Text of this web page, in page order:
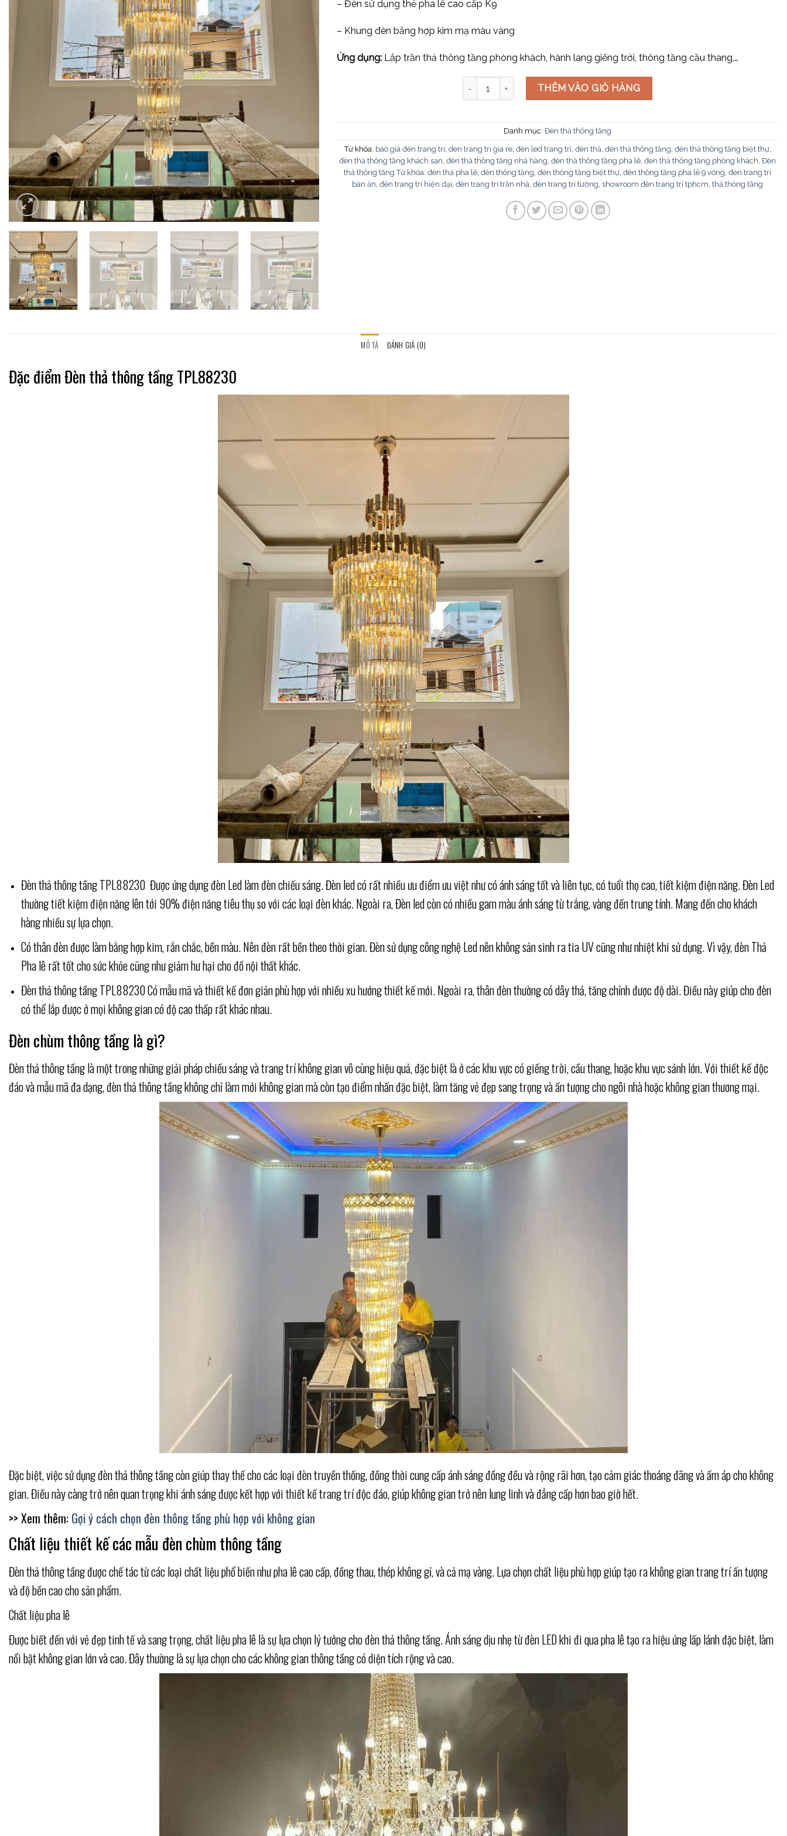
– Đèn sử dụng thẻ pha lê cao cấp K9
– Khung đèn bằng hợp kim mạ màu vàng
Ứng dụng: Lắp trần thả thông tầng phòng khách, hành lang giếng trời, thông tầng cầu thang,…
Đèn thả thông tầng TPL88230 số lượng
THÊM VÀO GIỎ HÀNG
Danh mục: Đèn thả thông tầng
Từ khóa: báo giá đèn trang trí, den trang tri gia re, đèn led trang trí, đèn thả, đèn thả thông tầng, đèn thả thông tầng biệt thự,
đèn thả thông tầng khách sạn, đèn thả thông tầng nhà hàng, đèn thả thông tầng pha lê, đen thả thông tầng phòng khách, Đèn
thả thông tầng Từ khóa: đèn thả pha lê, đèn thông tầng, đèn thông tầng biệt thự, đèn thông tầng pha lê 9 vòng, đèn trang trí
bàn ăn, đèn trang trí hiện đại, đèn trang trí trần nhà, đèn trang trí tường, showroom đèn trang trí tphcm, thả thông tầng
MÔ TẢ ĐÁNH GIÁ (0)
Đặc điểm Đèn thả thông tầng TPL88230
Đèn thả thông tầng TPL88230 Được ứng dụng đèn Led làm đèn chiếu sáng. Đèn led có rất nhiều ưu điểm ưu việt như có ánh sáng tốt và liên tục, có tuổi thọ cao, tiết kiệm điện năng. Đèn Led
thường tiết kiệm điện năng lên tới 90% điện năng tiêu thụ so với các loại đèn khác. Ngoài ra, Đèn led còn có nhiều gam màu ánh sáng từ trắng, vàng đến trung tính. Mang đến cho khách
hàng nhiều sự lựa chọn.
Có thân đèn được làm bằng hợp kim, rắn chắc, bền màu. Nên đèn rất bền theo thời gian. Đèn sử dụng công nghệ Led nên không sản sinh ra tia UV cũng như nhiệt khi sử dụng. Vì vậy, đèn Thả
Pha lê rất tốt cho sức khỏe cũng như giảm hư hại cho đồ nội thất khác.
Đèn thả thông tầng TPL88230 Có mẫu mã và thiết kế đơn giản phù hợp với nhiều xu hướng thiết kế mới. Ngoài ra, thân đèn thường có dây thả, tăng chỉnh được độ dài. Điều này giúp cho đèn
có thể lắp được ở mọi không gian có độ cao thấp rất khác nhau.
Đèn chùm thông tầng là gì?
Đèn thả thông tầng là một trong những giải pháp chiếu sáng và trang trí không gian vô cùng hiệu quả, đặc biệt là ở các khu vực có giếng trời, cầu thang, hoặc khu vực sảnh lớn. Với thiết kế độc
đáo và mẫu mã đa dạng, đèn thả thông tầng không chỉ làm mới không gian mà còn tạo điểm nhấn đặc biệt, làm tăng vẻ đẹp sang trọng và ấn tượng cho ngôi nhà hoặc không gian thương mại.
Đặc biệt, việc sử dụng đèn thả thông tầng còn giúp thay thế cho các loại đèn truyền thống, đồng thời cung cấp ánh sáng đồng đều và rộng rãi hơn, tạo cảm giác thoáng đãng và ấm áp cho không
gian. Điều này càng trở nên quan trọng khi ánh sáng được kết hợp với thiết kế trang trí độc đáo, giúp không gian trở nên lung linh và đẳng cấp hơn bao giờ hết.
>> Xem thêm: Gợi ý cách chọn đèn thông tầng phù hợp với không gian
Chất liệu thiết kế các mẫu đèn chùm thông tầng
Đèn thả thông tầng được chế tác từ các loại chất liệu phổ biến như pha lê cao cấp, đồng thau, thép không gỉ, và cả mạ vàng. Lựa chọn chất liệu phù hợp giúp tạo ra không gian trang trí ấn tượng
và độ bền cao cho sản phẩm.
Chất liệu pha lê
Được biết đến với vẻ đẹp tinh tế và sang trọng, chất liệu pha lê là sự lựa chọn lý tưởng cho đèn thả thông tầng. Ánh sáng dịu nhẹ từ đèn LED khi đi qua pha lê tạo ra hiệu ứng lấp lánh đặc biệt, làm
nổi bật không gian lớn và cao. Đây thường là sự lựa chọn cho các không gian thông tầng có diện tích rộng và cao.